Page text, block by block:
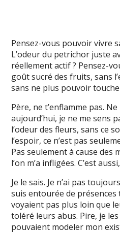
Pensez-vous pouvoir vivre
L’odeur du petrichor juste
réellement actif ? Pensez-
goût sucré des fruits, sans
sans ne plus pouvoir
Père, ne t’enflamme pas. Ne
aujourd’hui, je ne me sens
l’odeur des fleurs, sans ce
l’espoir, ce n’est pas
Pas seulement à cause des
l’on m’a infligées. C’est
Je le sais. Je n’ai pas
suis entourée de présences
voyaient pas plus loin que
toléré leurs abus. Pire, je
pouvaient modeler mon